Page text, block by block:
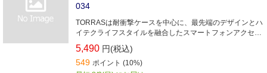
034
TORRASは耐衝撃ケースを中心に、最先端のデザインとハ
イテクライフスタイルを融合したスマートフォンアクセサ
リーを世界中に展開しています。
5,490 円(税込)
549 ポイント (10%)